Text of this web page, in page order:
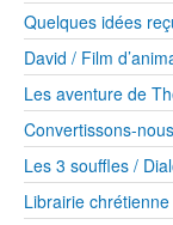
Quelques idées
David / Film
Les aventure de
Convertissons-
Les 3 souffles /
Librairie